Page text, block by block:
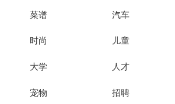
菜谱 汽车
时尚 儿童
大学 人才
宠物 招聘